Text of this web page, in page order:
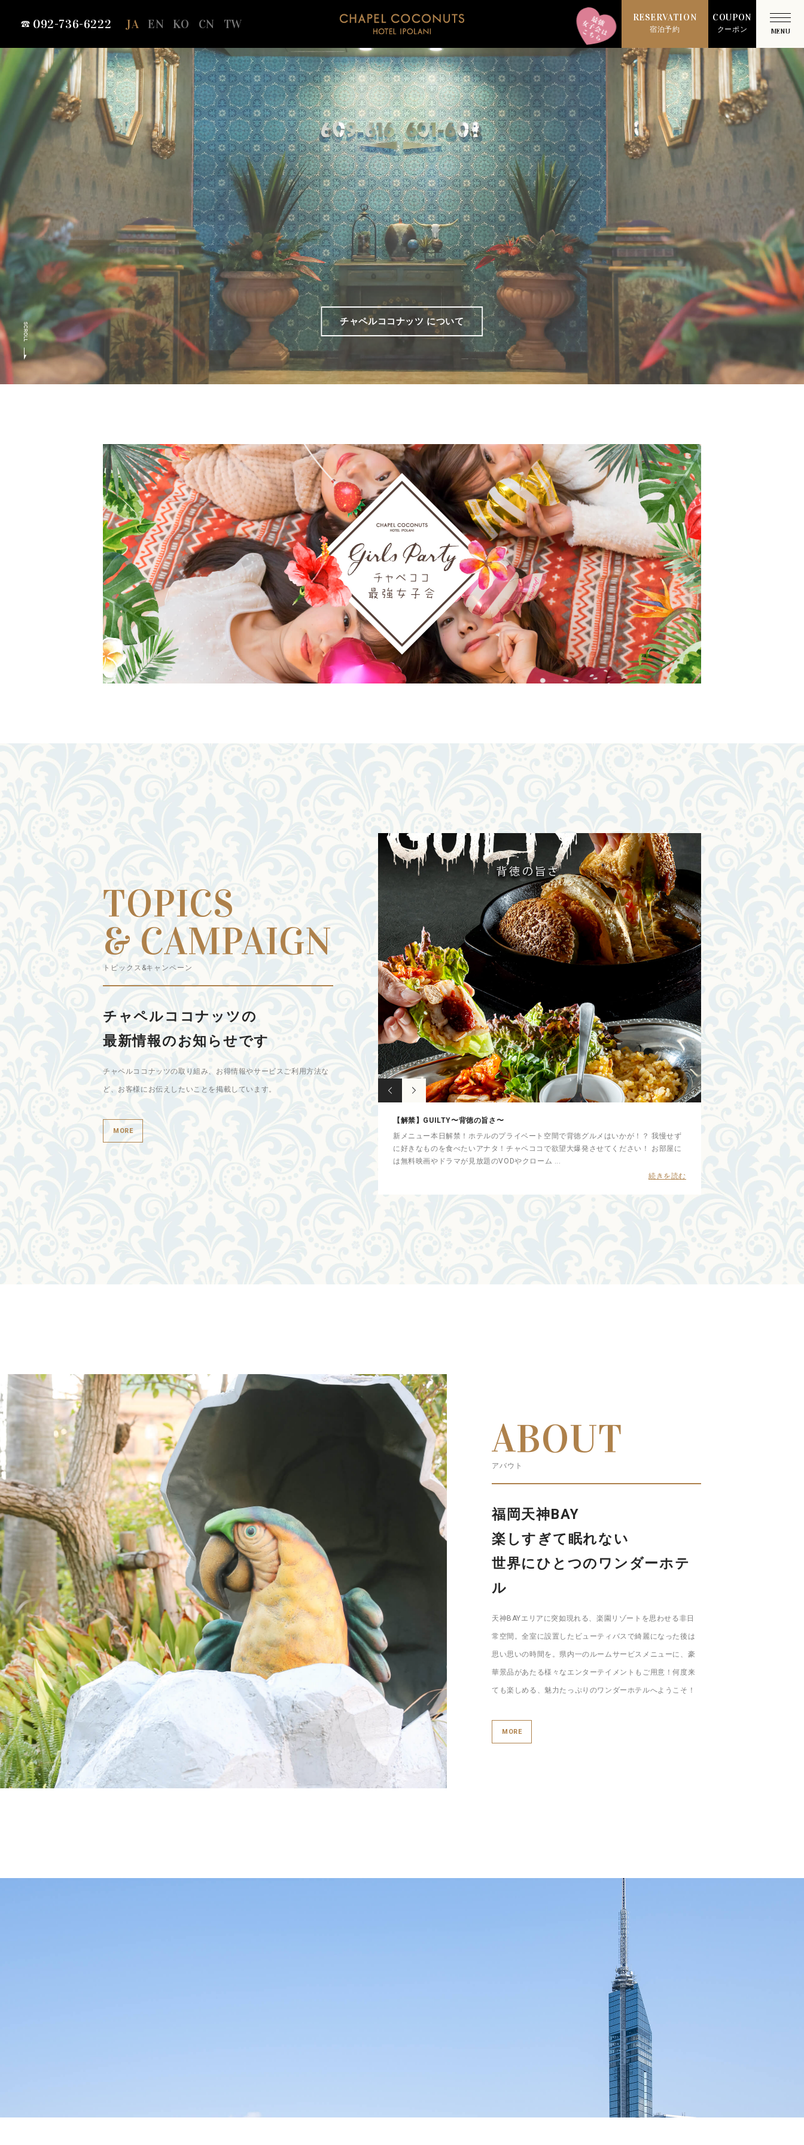
092-736-6222 JA EN KO CN TW RESERVATION
宿泊予約
COUPON
クーポン
チャペルココナッツ について
【3/23〜】春限定「ストロベリーフェア2026」開催中
毎年人気の春限定メニュー 「ストロベリーフェア」 がスタートいたしました。 春の訪
れを感じる旬のいちごをたっぷり使った贅沢いちごパフェやプリンアラモード。 今年
【解禁】GUILTY〜背徳の旨さ〜
新メニュー本日解禁！ホテルのプライベート空間で背徳グルメはいかが！？ 我慢せず
に好きなものを食べたいアナタ！チャペココで欲望大爆発させてください！ お部屋に
は無料映画やドラマが見放題のVODやクローム ...
続きを読む
ランチメニューが新しく
ませんか？南国リゾー
部屋には無料映画やド
TOPICS
& CAMPAIGN
トピックス&キャンペーン
チャペルココナッツの
最新情報のお知らせです
チャペルココナッツの取り組み、お得情報やサービスご利用方法な
ど、お客様にお伝えしたいことを掲載しています。
MORE
ABOUT
アバウト
福岡天神BAY
楽しすぎて眠れない
世界にひとつのワンダーホテ
ル
天神BAYエリアに突如現れる、楽園リゾートを思わせる非日
常空間。全室に設置したビューティバスで綺麗になった後は
思い思いの時間を。県内一のルームサービスメニューに、豪
華景品があたる様々なエンターテイメントもご用意！何度来
ても楽しめる、魅力たっぷりのワンダーホテルへようこそ！
MORE